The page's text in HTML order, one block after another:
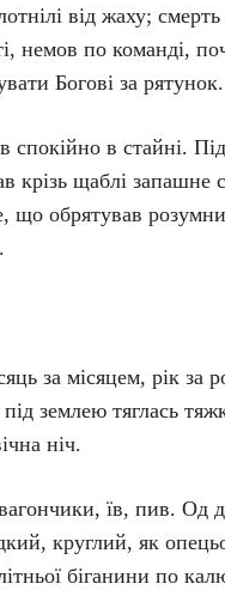
від жаху;
немов по команді,
Богові за рятунок.
спокійно в стайні.
крізь щаблі запашне
що обрятував
за місяцем, рік за
землею тяглась
ніч.
їв, пив. Од
круглий, як
біганини по